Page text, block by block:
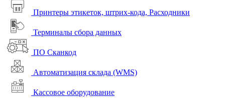
Принтеры этикеток, штрих-кода, Расходники
Терминалы сбора данных
ПО Сканкод
Автоматизация склада (WMS)
Кассовое оборудование